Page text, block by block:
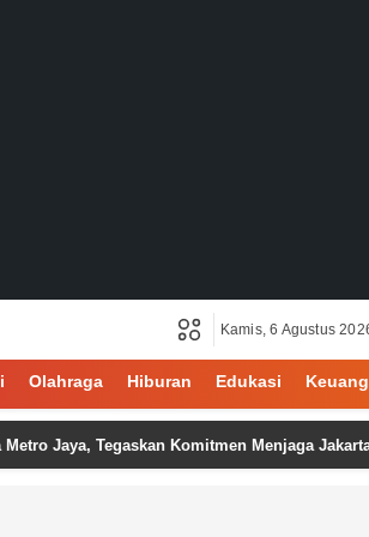
Kamis, 6 Agustus
Olahraga Hiburan Edukasi
Tegaskan Komitmen Menjaga Jakarta